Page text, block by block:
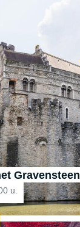
Gravensteen
u.